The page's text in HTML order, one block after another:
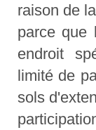
raison de
parce que
endroit
limité de
sols